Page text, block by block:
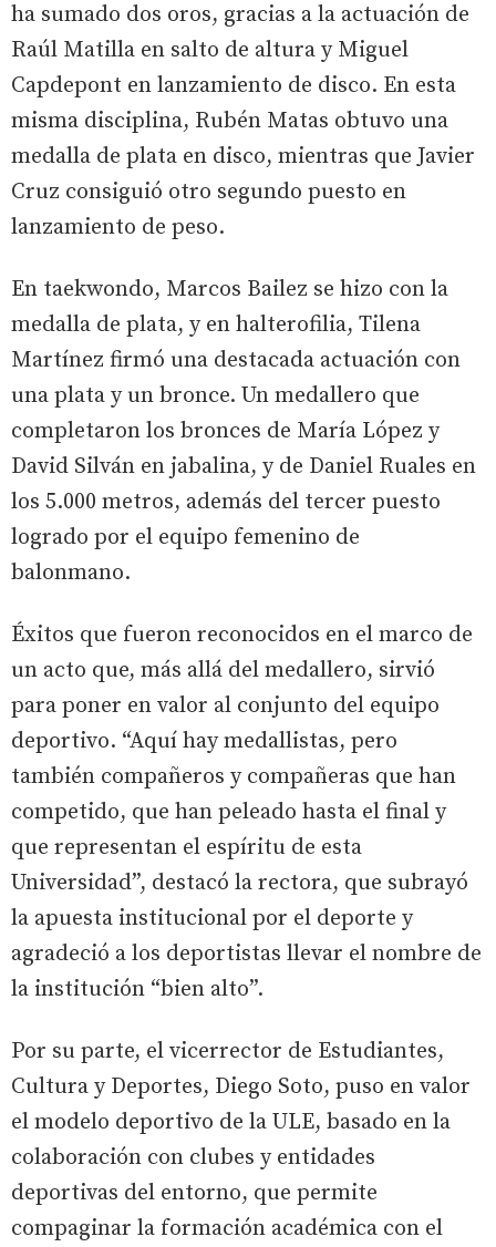
ha sumado dos oros, gracias a la actuación de
Raúl Matilla en salto de altura y Miguel
Capdepont en lanzamiento de disco. En esta
misma disciplina, Rubén Matas obtuvo una
medalla de plata en disco, mientras que Javier
Cruz consiguió otro segundo puesto en
lanzamiento de peso.
En taekwondo, Marcos Bailez se hizo con la
medalla de plata, y en halterofilia, Tilena
Martínez firmó una destacada actuación con
una plata y un bronce. Un medallero que
completaron los bronces de María López y
David Silván en jabalina, y de Daniel Ruales en
los 5.000 metros, además del tercer puesto
logrado por el equipo femenino de
balonmano.
Éxitos que fueron reconocidos en el marco de
un acto que, más allá del medallero, sirvió
para poner en valor al conjunto del equipo
deportivo. “Aquí hay medallistas, pero
también compañeros y compañeras que han
competido, que han peleado hasta el final y
que representan el espíritu de esta
Universidad”, destacó la rectora, que subrayó
la apuesta institucional por el deporte y
agradeció a los deportistas llevar el nombre de
la institución “bien alto”.
Por su parte, el vicerrector de Estudiantes,
Cultura y Deportes, Diego Soto, puso en valor
el modelo deportivo de la ULE, basado en la
colaboración con clubes y entidades
deportivas del entorno, que permite
compaginar la formación académica con el